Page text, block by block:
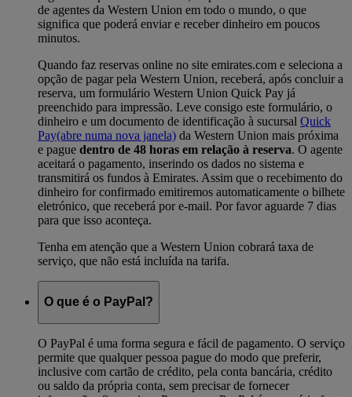
de agentes da Western Union em todo o mundo, o que
significa que poderá enviar e receber dinheiro em poucos
minutos.
Quando faz reservas online no site emirates.com e seleciona a
opção de pagar pela Western Union, receberá, após concluir a
reserva, um formulário Western Union Quick Pay já
preenchido para impressão. Leve consigo este formulário, o
dinheiro e um documento de identificação à sucursal Quick
Pay(abre numa nova janela) da Western Union mais próxima
e pague dentro de 48 horas em relação à reserva. O agente
aceitará o pagamento, inserindo os dados no sistema e
transmitirá os fundos à Emirates. Assim que o recebimento do
dinheiro for confirmado emitiremos automaticamente o bilhete
eletrónico, que receberá por e-mail. Por favor aguarde 7 dias
para que isso aconteça.
Tenha em atenção que a Western Union cobrará taxa de
serviço, que não está incluída na tarifa.
O que é o PayPal?
O PayPal é uma forma segura e fácil de pagamento. O serviço
permite que qualquer pessoa pague do modo que preferir,
inclusive com cartão de crédito, pela conta bancária, crédito
ou saldo da própria conta, sem precisar de fornecer